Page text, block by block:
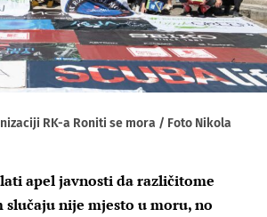
RK-a Roniti se mora / Foto Nikola
apel javnosti da različitome
slučaju nije mjesto u moru, no